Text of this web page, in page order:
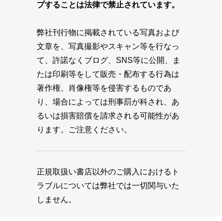
プすることは法律で禁止されています。
弊社刊行物に掲載されている写真および
文章を、写真撮影やスキャン等を行なっ
て、許諾なくブログ、SNS等に公開、ま
たは印刷等をして販売・配布する行為は
著作権、肖像権等を侵害するものであ
り、場合によっては刑事罰が科され、あ
るいは損害賠償を請求される可能性があ
ります。ご注意ください。
正規取扱い書店以外のご購入におけるト
ラブルについては弊社では一切関与いた
しません。